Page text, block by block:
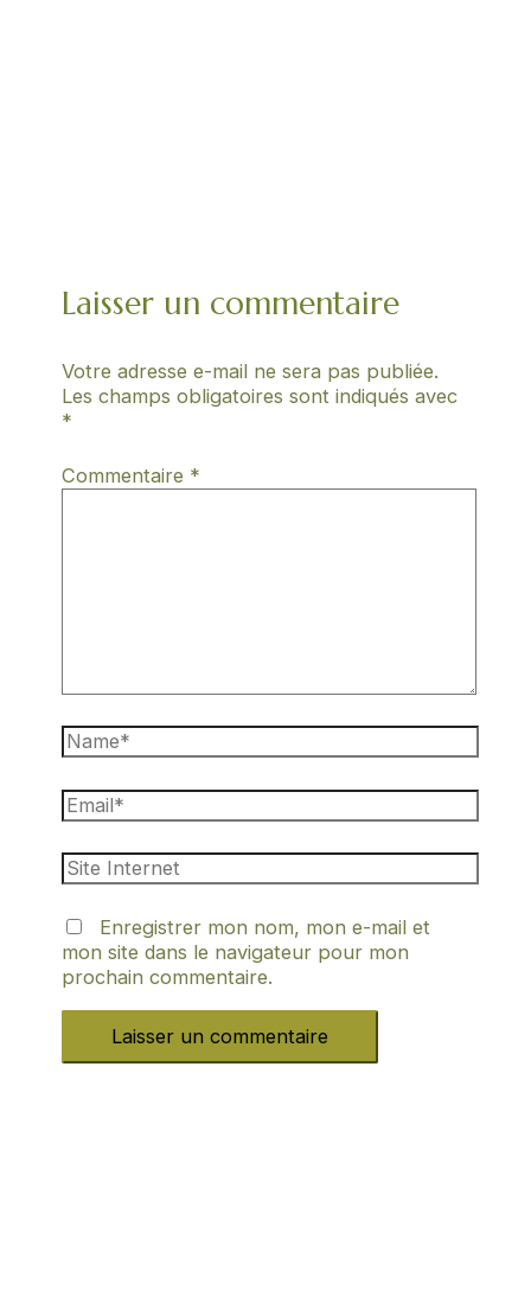
Laisser un commentaire
Votre adresse e-mail ne sera pas publiée.
Les champs obligatoires sont indiqués avec
*
Commentaire *
Enregistrer mon nom, mon e-mail et
mon site dans le navigateur pour mon
prochain commentaire.